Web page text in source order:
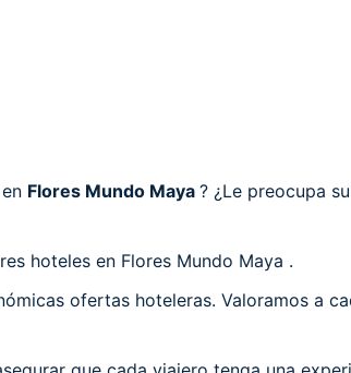
Flores Mundo Maya ? ¿Le preocupa
hoteles en Flores Mundo Maya .
ofertas hoteleras. Valoramos a